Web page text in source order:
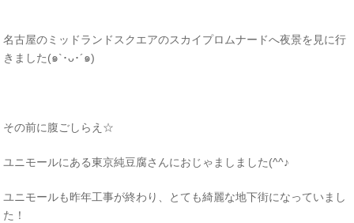
名古屋のミッドランドスクエアのスカイプロムナードへ夜景を見に行
きました(๑`･ᴗ･´๑)
その前に腹ごしらえ☆
ユニモールにある東京純豆腐さんにおじゃましました(^^♪
ユニモールも昨年工事が終わり、とても綺麗な地下街になっていまし
た！